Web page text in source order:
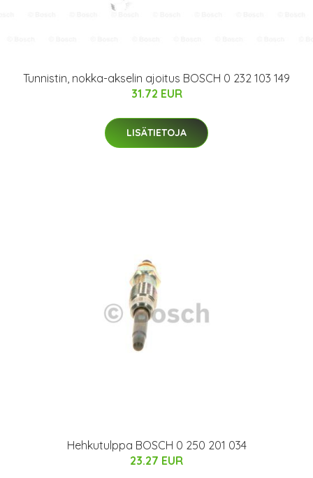
Tunnistin, nokka-akselin ajoitus BOSCH 0 232 103 149
31.72 EUR
LISÄTIETOJA
Hehkutulppa BOSCH 0 250 201 034
23.27 EUR